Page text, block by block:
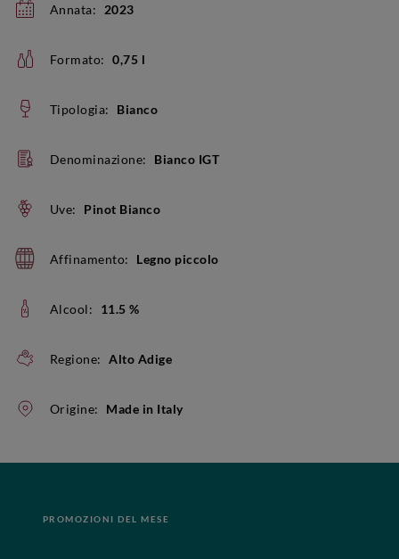
Annata: 2023
Formato: 0,75 l
Tipologia: Bianco
Denominazione: Bianco IGT
Uve: Pinot Bianco
Affinamento: Legno piccolo
Alcool: 11.5 %
Regione: Alto Adige
Origine: Made in Italy
PROMOZIONI DEL MESE